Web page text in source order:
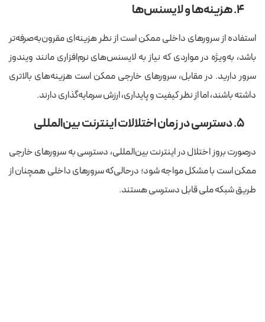
۴. هزینه‌ها و لایسنس‌ها
استفاده از سرورهای داخلی ممکن است از نظر هزینه‌ای مقرون‌به‌صرفه‌تر
باشد، به‌ویژه در مواردی که نیاز به لایسنس‌های نرم‌افزاری مانند ویندوز
سرور دارید. در مقابل، سرورهای خارجی ممکن است هزینه‌های بالاتری
داشته باشند، اما از نظر کیفیت و پایداری، ارزش سرمایه‌گذاری دارند.
۵. دسترسی در زمان اختلالات اینترنت بین‌المللی
درصورت بروز اختلال در اینترنت بین‌المللی، دسترسی به سرورهای خارجی
ممکن است با مشکل مواجه شود؛ درحالی‌که سرورهای داخلی همچنان از
طریق شبکه‌ ملی قابل دسترسی هستند.